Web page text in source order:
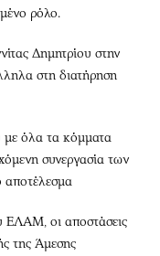
ρόλο.
Δημητρίου στην
στη διατήρηση
με όλα τα κόμματα
συνεργασία των
αποτέλεσμα
ΕΛΑΜ, οι αποστάσεις
της Άμεσης